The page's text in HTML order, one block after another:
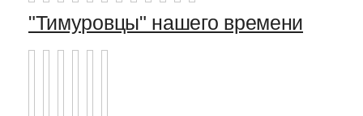
"Тимуровцы" нашего времени